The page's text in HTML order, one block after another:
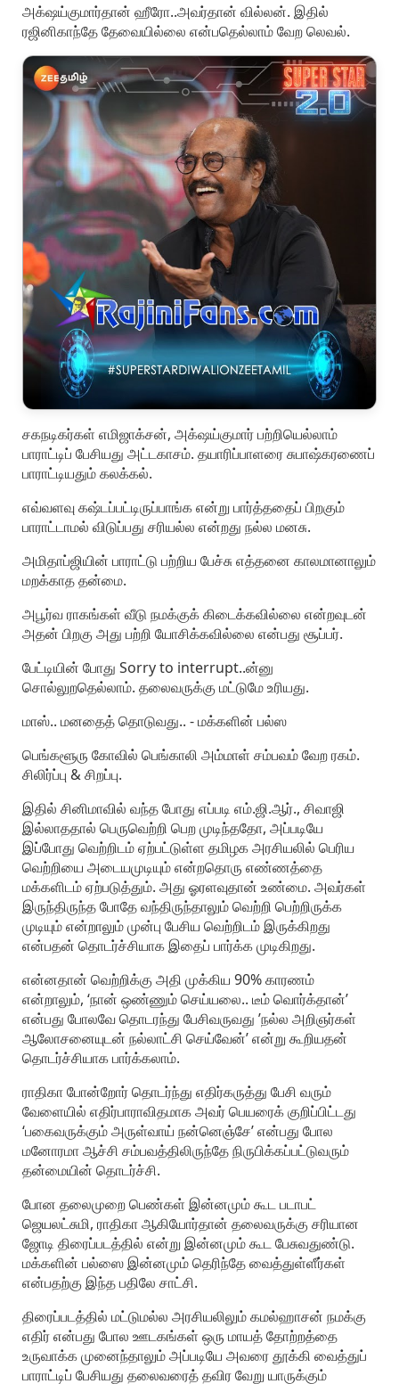
அக்‌ஷய்குமார்தான் ஹீரோ..அவர்தான் வில்லன். இதில்
ரஜினிகாந்தே தேவையில்லை என்பதெல்லாம் வேற லெவல்.
சகநடிகர்கள் எமிஜாக்சன், அக்‌ஷய்குமார் பற்றியெல்லாம்
பாராட்டிப் பேசியது அட்டகாசம். தயாரிப்பாளரை சுபாஷ்கரணைப்
பாராட்டியதும் கலக்கல்.
எவ்வளவு கஷ்டப்பட்டிருப்பாங்க என்று பார்த்ததைப் பிறகும்
பாராட்டாமல் விடுப்பது சரியல்ல என்றது நல்ல மனசு.
அமிதாப்ஜியின் பாராட்டு பற்றிய பேச்சு எத்தனை காலமானாலும்
மறக்காத தன்மை.
அபூர்வ ராகங்கள் வீடு நமக்குக் கிடைக்கவில்லை என்றவுடன்
அதன் பிறகு அது பற்றி யோசிக்கவில்லை என்பது சூப்பர்.
பேட்டியின் போது Sorry to interrupt..ன்னு
சொல்லுறதெல்லாம். தலைவருக்கு மட்டுமே உரியது.
மாஸ்.. மனதைத் தொடுவது.. - மக்களின் பல்ஸ
பெங்களூரு கோவில் பெங்காலி அம்மாள் சம்பவம் வேற ரகம்.
சிலிர்ப்பு & சிறப்பு.
இதில் சினிமாவில் வந்த போது எப்படி எம்.ஜி.ஆர்., சிவாஜி
இல்லாததால் பெருவெற்றி பெற முடிந்ததோ, அப்படியே
இப்போது வெற்றிடம் ஏற்பட்டுள்ள தமிழக அரசியலில் பெரிய
வெற்றியை அடையமுடியும் என்றதொரு எண்ணத்தை
மக்களிடம் ஏற்படுத்தும். அது ஓரளவுதான் உண்மை. அவர்கள்
இருந்திருந்த போதே வந்திருந்தாலும் வெற்றி பெற்றிருக்க
முடியும் என்றாலும் முன்பு பேசிய வெற்றிடம் இருக்கிறது
என்பதன் தொடர்ச்சியாக இதைப் பார்க்க முடிகிறது.
என்னதான் வெற்றிக்கு அதி முக்கிய 90% காரணம்
என்றாலும், ‘நான் ஒண்ணும் செய்யலை.. டீம் வொர்க்தான்’
என்பது போலவே தொடரந்து பேசிவருவது ’நல்ல அறிஞர்கள்
ஆலோசனையுடன் நல்லாட்சி செய்வேன்’ என்று கூறியதன்
தொடர்ச்சியாக பார்க்கலாம்.
ராதிகா போன்றோர் தொடர்ந்து எதிர்கருத்து பேசி வரும்
வேளையில் எதிர்பாராவிதமாக அவர் பெயரைக் குறிப்பிட்டது
‘பகைவருக்கும் அருள்வாய் நன்னெஞ்சே’ என்பது போல
மனோரமா ஆச்சி சம்பவத்திலிருந்தே நிருபிக்கப்பட்டுவரும்
தன்மையின் தொடர்ச்சி.
போன தலைமுறை பெண்கள் இன்னமும் கூட படாபட்
ஜெயலட்சுமி, ராதிகா ஆகியோர்தான் தலைவருக்கு சரியான
ஜோடி திரைப்படத்தில் என்று இன்னமும் கூட பேசுவதுண்டு.
மக்களின் பல்ஸை இன்னமும் தெரிந்தே வைத்துள்ளீர்கள்
என்பதற்கு இந்த பதிலே சாட்சி.
திரைப்படத்தில் மட்டுமல்ல அரசியலிலும் கமல்ஹாசன் நமக்கு
எதிர் என்பது போல ஊடகங்கள் ஒரு மாயத் தோற்றத்தை
உருவாக்க முனைந்தாலும் அப்படியே அவரை தூக்கி வைத்துப்
பாராட்டிப் பேசியது தலைவரைத் தவிர வேறு யாருக்கும்